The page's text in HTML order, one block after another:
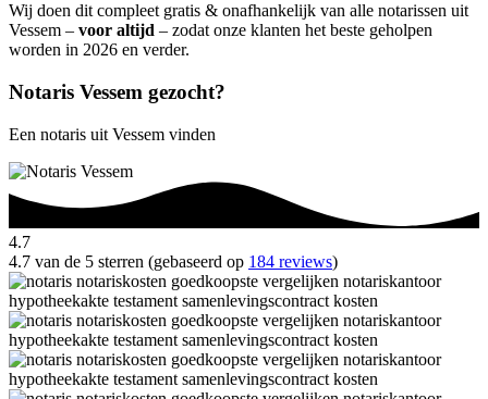
Wij doen dit compleet gratis & onafhankelijk van alle notarissen uit
Vessem – voor altijd – zodat onze klanten het beste geholpen
worden in 2026 en verder.
Notaris Vessem gezocht?
Een notaris uit Vessem vinden
4.7
4.7 van de 5 sterren (gebaseerd op 184 reviews)